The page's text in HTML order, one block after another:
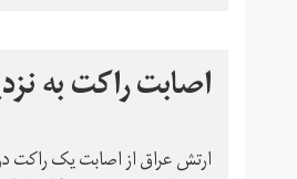
اصابت راکت به
ارتش عراق از اصابت یک راکت در